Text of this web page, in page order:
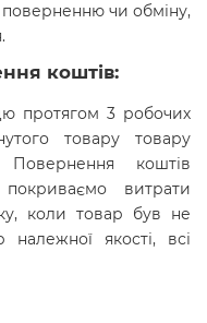
поверненню чи обміну,
коштів:
протягом 3 робочих
товару товару
Повернення коштів
витрати
коли товар був не
належної якості, всі